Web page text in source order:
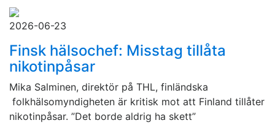
2026-06-23
Finsk hälsochef: Misstag tillåta
nikotinpåsar
Mika Salminen, direktör på THL, finländska
folkhälsomyndigheten är kritisk mot att Finland tillåter
nikotinpåsar. ”Det borde aldrig ha skett”